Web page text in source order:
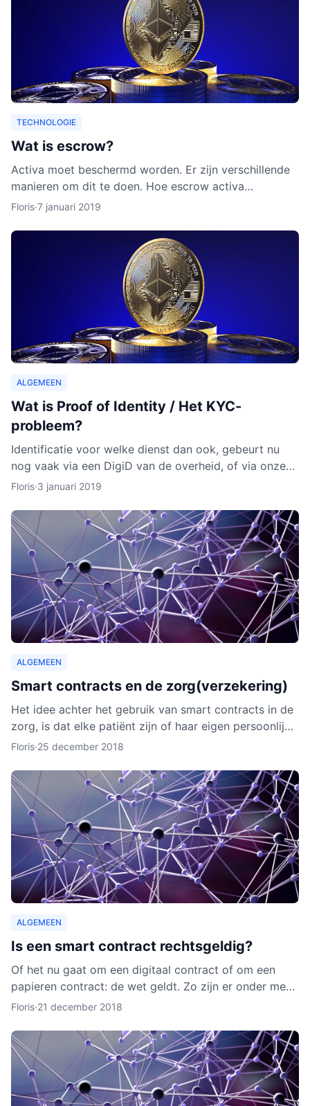
TECHNOLOGIE
Wat is escrow?
Activa moet beschermd worden. Er zijn verschillende
manieren om dit te doen. Hoe escrow activa
beschermt, leggen we uit in dit artikel. Ook leggen we
Floris·7 januari 2019
ALGEMEEN
Wat is Proof of Identity / Het KYC-
probleem?
Identificatie voor welke dienst dan ook, gebeurt nu
nog vaak via een DigiD van de overheid, of via onze
identiteitskaart. In sommige gevallen moeten we zelfs
Floris·3 januari 2019
ALGEMEEN
Smart contracts en de zorg(verzekering)
Het idee achter het gebruik van smart contracts in de
zorg, is dat elke patiënt zijn of haar eigen persoonlijke
data vanaf ieder online apparaat kan inzien en b
Floris·25 december 2018
ALGEMEEN
Is een smart contract rechtsgeldig?
Of het nu gaat om een digitaal contract of om een
papieren contract: de wet geldt. Zo zijn er onder meer
regels over de privacy van de deelnemers aan het
Floris·21 december 2018